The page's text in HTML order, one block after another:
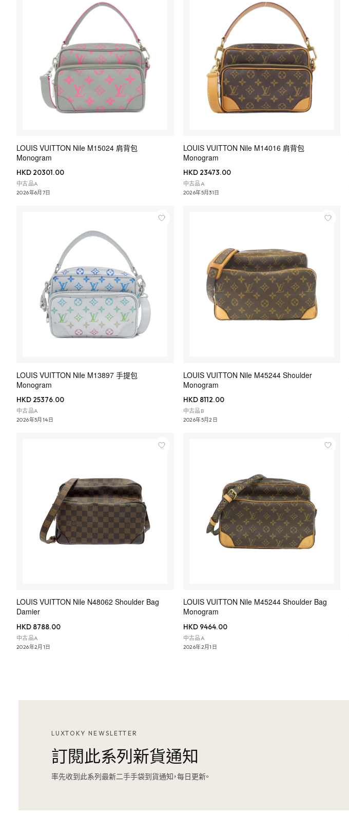
LOUIS VUITTON Nile M15024 肩背包
Monogram
HKD 20301.00
中古品A
2026年6月7日
LOUIS VUITTON Nile M14016 肩背包
Monogram
HKD 23473.00
中古品A
2026年5月31日
LOUIS VUITTON Nile M13897 手提包
Monogram
HKD 25376.00
中古品A
2026年5月14日
LOUIS VUITTON Nile M45244 Shoulder
Monogram
HKD 8112.00
中古品B
2026年5月2日
LOUIS VUITTON Nile N48062 Shoulder Bag
Damier
HKD 8788.00
中古品A
2026年2月1日
LOUIS VUITTON Nile M45244 Shoulder Bag
Monogram
HKD 9464.00
中古品A
2026年2月1日
LUXTOKY NEWSLETTER
訂閱此系列新貨通知
率先收到此系列最新二手手袋到貨通知，每日更新。